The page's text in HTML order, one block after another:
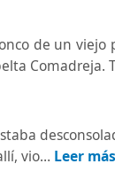
de un
Comadreja.
vio… Leer